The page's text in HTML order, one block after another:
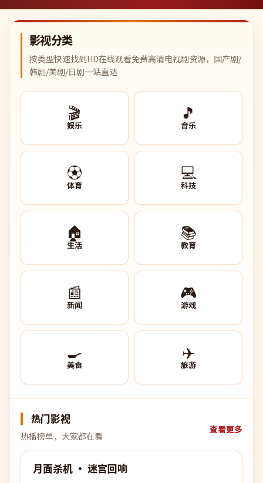
影视分类
按类型快速找到HD在线观看免费高清电视剧资源，国产剧/
韩剧/美剧/日剧一站直达
🎬
娱乐
🎵
音乐
⚽
体育
💻
科技
🏠
生活
📚
教育
📰
新闻
🎮
游戏
🍳
美食
✈️
旅游
热门影视
热播榜单，大家都在看
查看更多
热门
99:40
月面杀机 · 迷宫回响